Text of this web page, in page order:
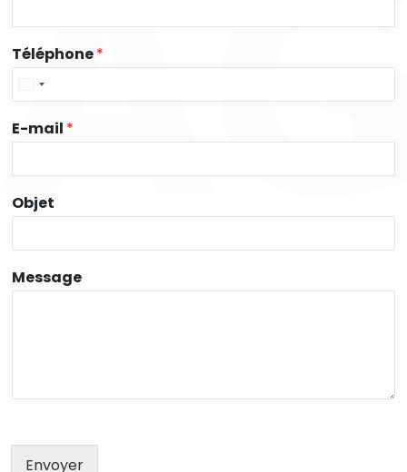
Téléphone*
E-mail *
Objet
Message
Envoyer